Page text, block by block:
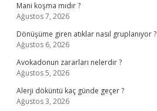
Mani koşma mıdır ?
Ağustos 7, 2026
Dönüşüme giren atıklar nasıl gruplanıyor ?
Ağustos 6, 2026
Avokadonun zararları nelerdir ?
Ağustos 5, 2026
Alerji döküntü kaç günde geçer ?
Ağustos 3, 2026